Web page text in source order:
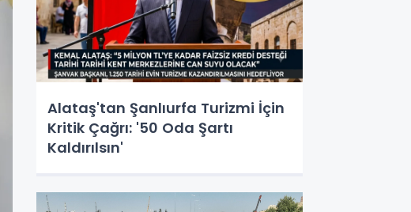
Alataş'tan Şanlıurfa Turizmi İçin
Kritik Çağrı: '50 Oda Şartı
Kaldırılsın'